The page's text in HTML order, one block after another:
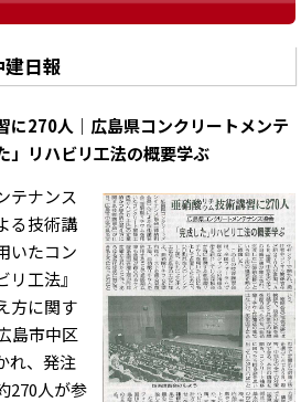
日報
に270人｜広島県コンクリートメンテ
」リハビリ工法の概要学ぶ
テナンス
る技術講
いたコン
工法』
方に関す
島市中区
れ、発注
270人が参